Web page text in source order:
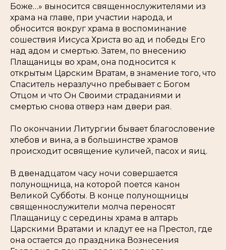
Боже…» выносится священнослужителями из
храма на главе, при участии народа, и
обносится вокруг храма в воспоминание
сошествия Иисуса Христа во ад и победы Его
над адом и смертью. Затем, по внесению
Плащаницы во храм, она подносится к
открытым Царским Вратам, в знамение того, что
Спаситель неразлучно пребывает с Богом
Отцом и что Он Своими страданиями и
смертью снова отверз нам двери рая.
По окончании Литургии бывает благословение
хлебов и вина, а в большинстве храмов
происходит освящение куличей, пасох и яиц.
В двенадцатом часу ночи совершается
полунощница, на которой поется канон
Великой Субботы. В конце полунощницы
священнослужители молча переносят
Плащаницу с середины храма в алтарь
Царскими Вратами и кладут ее на Престол, где
она остается до праздника Вознесения